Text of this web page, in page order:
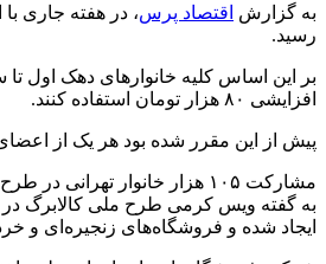
به گزارش اقتصاد پرس
رسید.
افزایشی ۸۰ هزار تومان استفاده کنند.
پیش از این مقرر شده بود هر یک از اعضای خانوار ۷۰ درصد مبلغ یارانه خود یعنی ۳۲۰ هزار تومان را صرف خرید کالابرگ کند امکان استفاده از اعتبار مازاد ۸۰
مشارکت ۱۰۵ هزار خانوار تهرانی در طرح کالابرگ الکترونیک خبر دیگری بود که از سوی مدیرکل تعاون،کار و رفاه اجتماعی استان تهران اعلام شد.
به گفته ویس کرمی طرح ملی کالابرگ
ایجاد شده و فروشگاه‌های زنجیره‌ای و